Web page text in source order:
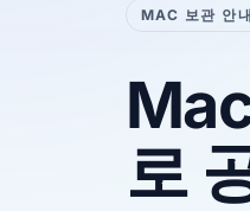
MAC 보관 안내
로